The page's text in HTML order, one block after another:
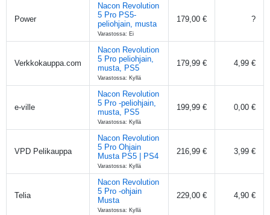
Power
Nacon Revolution
5 Pro PS5-
peliohjain, musta
Varastossa: Ei
179,00 € ?
Verkkokauppa.com
Nacon Revolution
5 Pro peliohjain,
musta, PS5
Varastossa: Kyllä
179,99 € 4,99 €
e-ville
Nacon Revolution
5 Pro -peliohjain,
musta, PS5
Varastossa: Kyllä
199,99 € 0,00 €
VPD Pelikauppa
Nacon Revolution
5 Pro Ohjain
Musta PS5 | PS4
Varastossa: Kyllä
216,99 € 3,99 €
Telia
Nacon Revolution
5 Pro -ohjain
Musta
Varastossa: Kyllä
229,00 € 4,90 €